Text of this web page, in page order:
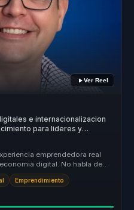
Ver Reel
e internacionalizacion
para lideres y
emprendedora real
digital. No habla de
Emprendimiento